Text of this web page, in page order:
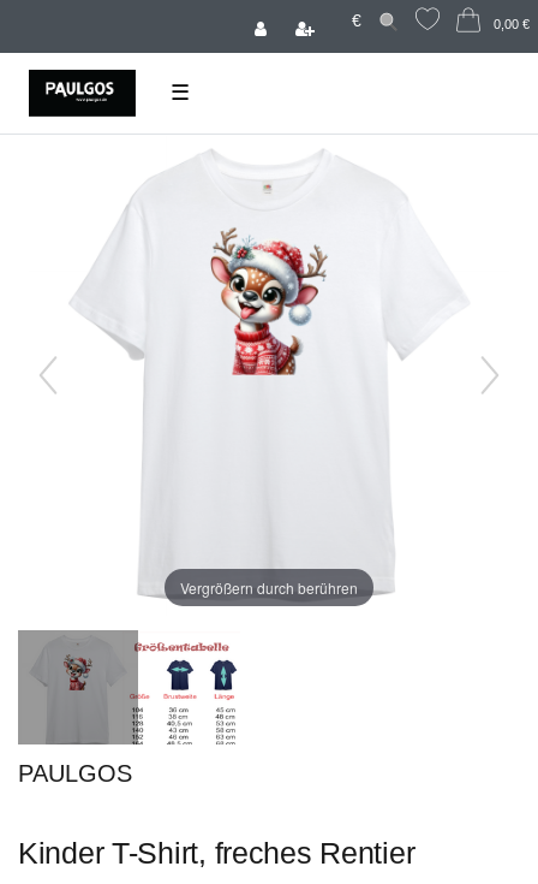
€ 0,00 €
☰
Vergrößern durch berühren
PAULGOS
Kinder T-Shirt, freches Rentier